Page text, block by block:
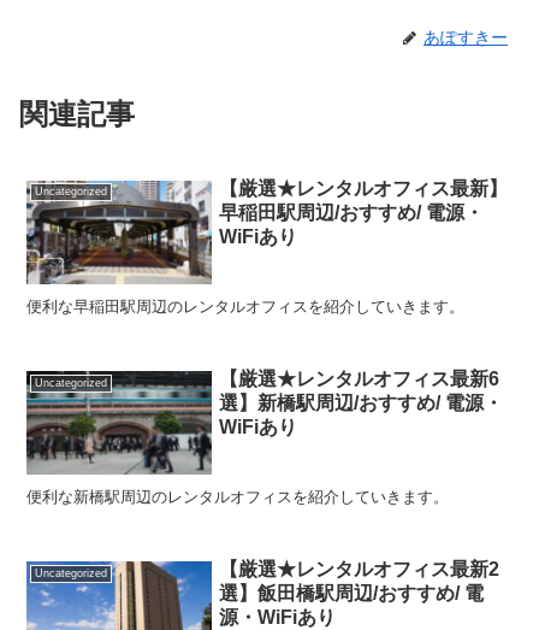
あぽすきー
関連記事
Uncategorized
【厳選★レンタルオフィス最新】
早稲田駅周辺/おすすめ/ 電源・
WiFiあり
便利な早稲田駅周辺のレンタルオフィスを紹介していきます。
Uncategorized
【厳選★レンタルオフィス最新6
選】新橋駅周辺/おすすめ/ 電源・
WiFiあり
便利な新橋駅周辺のレンタルオフィスを紹介していきます。
Uncategorized
【厳選★レンタルオフィス最新2
選】飯田橋駅周辺/おすすめ/ 電
源・WiFiあり